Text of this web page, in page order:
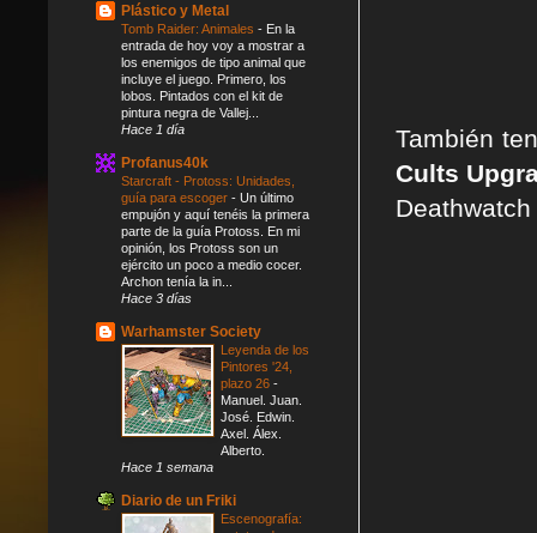
También
Cults
Plástico y Metal
Tomb Raider: Animales - En la
entrada de hoy voy a mostrar a
los enemigos de tipo animal que
incluye el juego. Primero, los
lobos. Pintados con el kit de
pintura negra de Vallej...
Hace 1 día
Profanus40k
Starcraft - Protoss: Unidades,
guía para escoger - Un último
empujón y aquí tenéis la primera
parte de la guía Protoss. En mi
opinión, los Protoss son un
ejército un poco a medio cocer.
Archon tenía la in...
Hace 3 días
Warhamster Society
Leyenda de los
Pintores '24,
plazo 26 -
Manuel. Juan.
José. Edwin.
Axel. Álex.
Alberto.
Hace 1 semana
Diario de un Friki
Escenografía: